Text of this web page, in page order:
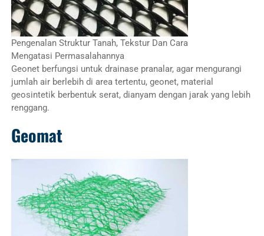
Pengenalan Struktur Tanah, Tekstur Dan Cara
Mengatasi Permasalahannya
Geonet berfungsi untuk drainase pranalar, agar mengurangi
jumlah air berlebih di area tertentu, geonet, material
geosintetik berbentuk serat, dianyam dengan jarak yang lebih
renggang.
Geomat